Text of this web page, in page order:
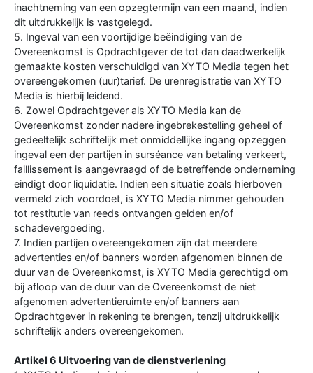
inachtneming van een opzegtermijn van een maand, indien
dit uitdrukkelijk is vastgelegd.
5. Ingeval van een voortijdige beëindiging van de
Overeenkomst is Opdrachtgever de tot dan daadwerkelijk
gemaakte kosten verschuldigd van XYTO Media tegen het
overeengekomen (uur)tarief. De urenregistratie van XYTO
Media is hierbij leidend.
6. Zowel Opdrachtgever als XYTO Media kan de
Overeenkomst zonder nadere ingebrekestelling geheel of
gedeeltelijk schriftelijk met onmiddellijke ingang opzeggen
ingeval een der partijen in surséance van betaling verkeert,
faillissement is aangevraagd of de betreffende onderneming
eindigt door liquidatie. Indien een situatie zoals hierboven
vermeld zich voordoet, is XYTO Media nimmer gehouden
tot restitutie van reeds ontvangen gelden en/of
schadevergoeding.
7. Indien partijen overeengekomen zijn dat meerdere
advertenties en/of banners worden afgenomen binnen de
duur van de Overeenkomst, is XYTO Media gerechtigd om
bij afloop van de duur van de Overeenkomst de niet
afgenomen advertentieruimte en/of banners aan
Opdrachtgever in rekening te brengen, tenzij uitdrukkelijk
schriftelijk anders overeengekomen.
Artikel 6 Uitvoering van de dienstverlening